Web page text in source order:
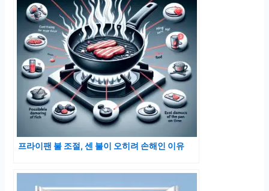
프라이팬 불 조절, 센 불이 오히려 손해인 이유